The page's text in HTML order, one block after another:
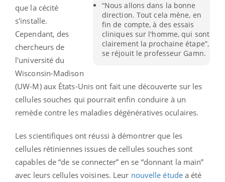
“Nous allons dans la bonne
direction. Tout cela mène, en
fin de compte, à des essais
cliniques sur l'homme, qui sont
clairement la prochaine étape”,
se réjouit le professeur Gamn.
que la cécité
s'installe.
Cependant, des
chercheurs de
l'université du
Wisconsin-Madison
(UW-M) aux États-Unis ont fait une découverte sur les
cellules souches qui pourrait enfin conduire à un
remède contre les maladies dégénératives oculaires.
Les scientifiques ont réussi à démontrer que les
cellules rétiniennes issues de cellules souches sont
capables de “de se connecter” en se “donnant la main”
avec leurs cellules voisines. Leur nouvelle étudea été